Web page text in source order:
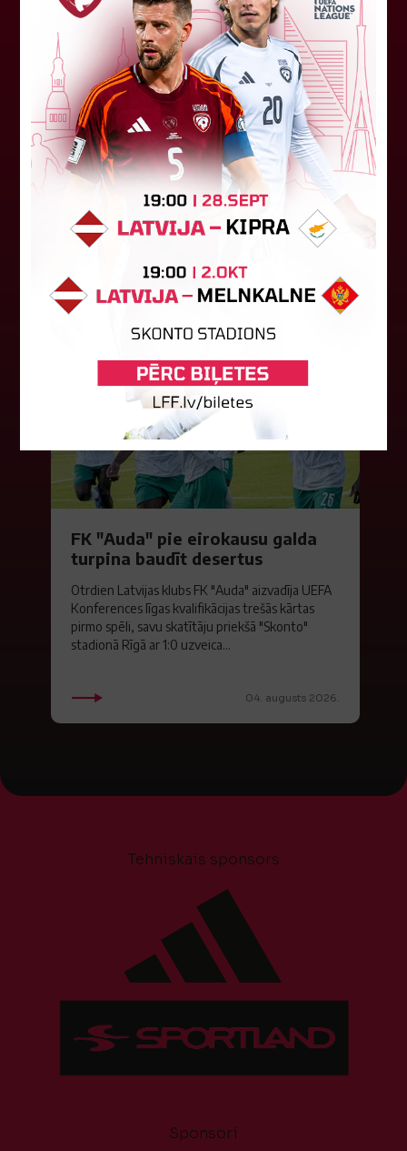
"Riga FC Women" liek kārtīgi
pasvīst dānietēm
Latvijas čempions sieviešu futbolā "Riga FC
Women" trešdien aizvadīja UEFA Čempionu līgas
kvalifikācijas otrās kārtas pusfināla spēli Dānijā
pret "HB Køge". Cīņā pret...
05. augusts 2026.
FK "Auda" pie eirokausu galda
turpina baudīt desertus
Otrdien Latvijas klubs FK "Auda" aizvadīja UEFA
Konferences līgas kvalifikācijas trešās kārtas
pirmo spēli, savu skatītāju priekšā "Skonto"
stadionā Rīgā ar 1:0 uzveica...
04. augusts 2026.
Tehniskais sponsors
Sponsori